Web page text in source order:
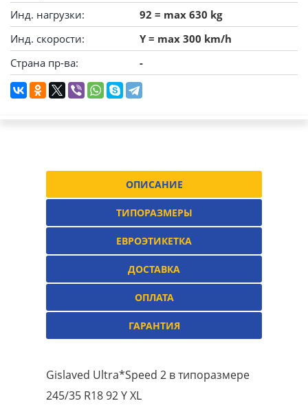
Инд. нагрузки:
92 = max 630 kg
Инд. скорости:
Y = max 300 km/h
Страна пр-ва:
-
ОПИСАНИЕ
ТИПОРАЗМЕРЫ
ЕВРОЭТИКЕТКА
ДОСТАВКА
ОПЛАТА
ГАРАНТИЯ
Gislaved Ultra*Speed 2 в типоразмере
245/35 R18 92 Y XL